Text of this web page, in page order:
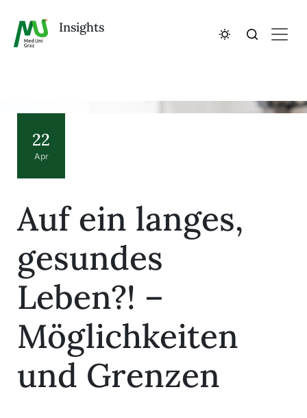
Insights
22
Apr
Auf ein langes,
gesundes
Leben?! –
Möglichkeiten
und Grenzen